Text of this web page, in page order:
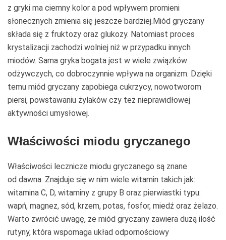
z gryki ma ciemny kolor a pod wpływem promieni
słonecznych zmienia się jeszcze bardziej.Miód gryczany
składa się z fruktozy oraz glukozy. Natomiast proces
krystalizacji zachodzi wolniej niż w przypadku innych
miodów. Sama gryka bogata jest w wiele związków
odżywczych, co dobroczynnie wpływa na organizm. Dzięki
temu miód gryczany zapobiega cukrzycy, nowotworom
piersi, powstawaniu żylaków czy też nieprawidłowej
aktywności umysłowej.
Właściwości miodu gryczanego
Właściwości lecznicze miodu gryczanego są znane
od dawna. Znajduje się w nim wiele witamin takich jak:
witamina C, D, witaminy z grupy B oraz pierwiastki typu:
wapń, magnez, sód, krzem, potas, fosfor, miedź oraz żelazo.
Warto zwrócić uwagę, że miód gryczany zawiera dużą ilość
rutyny, która wspomaga układ odpornościowy